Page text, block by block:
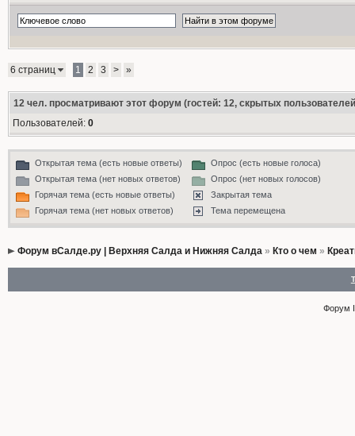
6 страниц 1 2 3 > »
12чел. просматривают этот форум (гостей: 12, скрытых
Пользователей: 0
Открытая тема (есть новые ответы)
Открытая тема (нет новых ответов)
Горячая тема (есть новые ответы)
Горячая тема (нет новых ответов)
Опрос (есть новые голоса)
Опрос (нет новых голосов)
Закрытая тема
Тема перемещена
Форум вСалде.ру | Верхняя Салда и Нижняя Салда» Кто о чем »
Форум